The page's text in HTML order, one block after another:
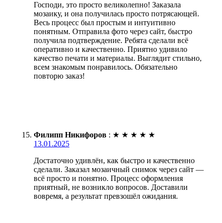
Господи, это просто великолепно! Заказала
мозаику, и она получилась просто потрясающей.
Весь процесс был простым и интуитивно
понятным. Отправила фото через сайт, быстро
получила подтверждение. Ребята сделали всё
оперативно и качественно. Приятно удивило
качество печати и материалы. Выглядит стильно,
всем знакомым понравилось. Обязательно
повторю заказ!
Филипп Никифоров : ★ ★ ★ ★ ★
13.01.2025
Достаточно удивлён, как быстро и качественно
сделали. Заказал мозаичный снимок через сайт —
всё просто и понятно. Процесс оформления
приятный, не возникло вопросов. Доставили
вовремя, а результат превзошёл ожидания.